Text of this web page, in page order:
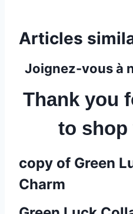
Articles
Joignez-vous à
Thank you
to shop
copy of Green
Charm